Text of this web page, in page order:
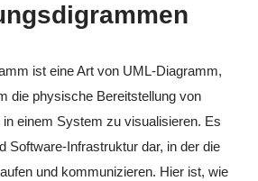
ist eine Art von UML-Diagramm,
die physische Bereitstellung von
einem System zu visualisieren. Es
Software-Infrastruktur dar, in der die
und kommunizieren. Hier ist, wie